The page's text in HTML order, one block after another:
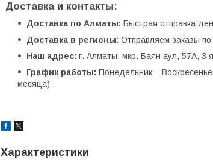
Доставка и контакты:
Доставка по Алматы: Быстрая отправка
Доставка в регионы: Отправляем заказы по
Наш адрес: г. Алматы, мкр. Баян аул, 57А, 3
График работы: Понедельник –
месяца)
Характеристики